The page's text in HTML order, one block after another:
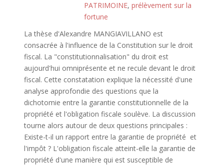
PATRIMOINE, prélèvement sur la
fortune
La thèse d'Alexandre MANGIAVILLANO est
consacrée à l'influence de la Constitution sur le droit
fiscal. La "constitutionnalisation" du droit est
aujourd'hui omniprésente et ne recule devant le droit
fiscal. Cette constatation explique la nécessité d'une
analyse approfondie des questions que la
dichotomie entre la garantie constitutionnelle de la
propriété et l'obligation fiscale soulève. La discussion
tourne alors autour de deux questions principales :
Existe-t-il un rapport entre la garantie de propriété et
l'impôt ? L'obligation fiscale atteint-elle la garantie de
propriété d'une manière qui est susceptible de